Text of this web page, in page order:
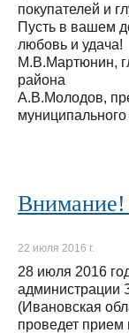
покупателей и
Пусть в вашем
любовь и удача!
М.В.Мартюнин,
района
А.В.Молодов,
22 июля 2016 г.
28 июля 2016
администрации
(Ивановская
проведет прием